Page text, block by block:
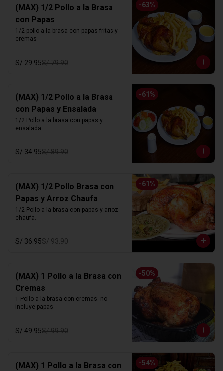
-63%
(MAX) 1/2 Pollo a la Brasa
con Papas
1/2 pollo a la brasa con papas fritas y
cremas
S/ 29.95S/ 79.90
-61 %
(MAX) 1/2 Pollo a la Brasa
con Papas y Ensalada
1/2 Pollo a la brasa con papas y
ensalada.
S/ 34.95S/ 89.90
-61 %
(MAX) 1/2 Pollo Brasa con
Papas y Arroz Chaufa
1/2 Pollo a la brasa con papas y arroz
chaufa.
S/ 36.95S/ 93.90
-50%
(MAX) 1 Pollo a la Brasa con
Cremas
1 Pollo a la brasa con cremas. no
incluye papas.
S/ 49.95S/ 99.90
-54%
(MAX) 1 Pollo a la Brasa con